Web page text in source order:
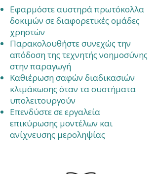
Εφαρμόστε αυστηρά πρωτόκολλα
δοκιμών σε διαφορετικές ομάδες
χρηστών
Παρακολουθήστε συνεχώς την
απόδοση της τεχνητής νοημοσύνης
στην παραγωγή
Καθιέρωση σαφών διαδικασιών
κλιμάκωσης όταν τα συστήματα
υπολειτουργούν
Επενδύστε σε εργαλεία
επικύρωσης μοντέλων και
ανίχνευσης μεροληψίας